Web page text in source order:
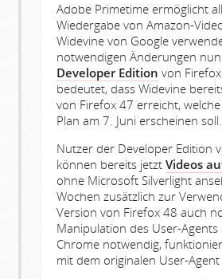
Adobe Primetime ermöglicht
Wiedergabe von Amazon-
Widevine von Google
notwendigen Änderungen
Developer Edition von
bedeutet, dass Widevine
von Firefox 47 erreicht,
Plan am 7. Juni erscheinen soll.
Nutzer der Developer Edition
können bereits jetzt Videos
ohne Microsoft Silverlight
Wochen zusätzlich zur
Version von Firefox 48 auch
Manipulation des User-
Chrome notwendig,
mit dem originalen User-